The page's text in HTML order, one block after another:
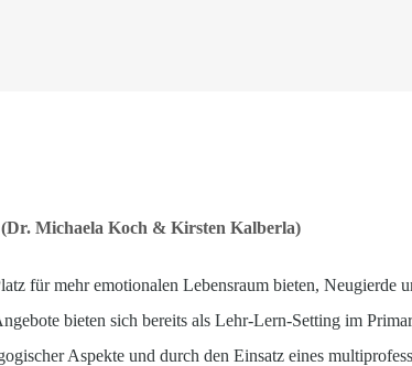
(Dr. Michaela Koch & Kirsten Kalberla)
für mehr emotionalen Lebensraum bieten,
bieten sich bereits als Lehr-Lern-Setting im
Aspekte und durch den Einsatz eines